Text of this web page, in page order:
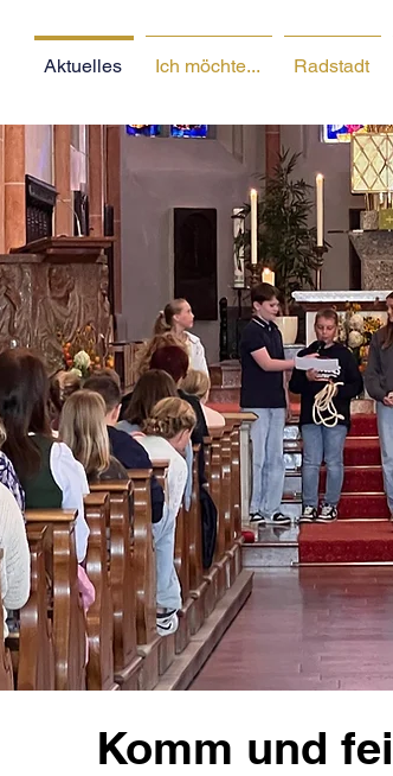
Aktuelles Ich möchte... Radstadt
Komm und